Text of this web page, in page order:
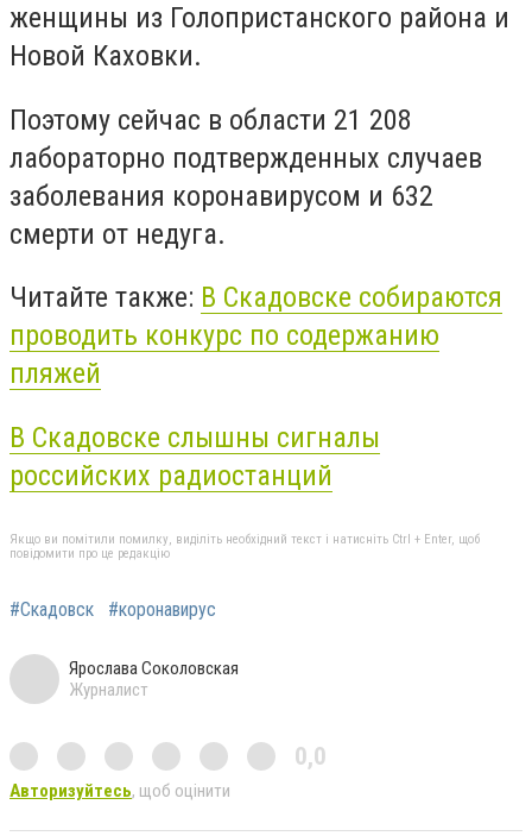
женщины из Голопристанского района и
Новой Каховки.
Поэтому сейчас в области 21 208
лабораторно подтвержденных случаев
заболевания коронавирусом и 632
смерти от недуга.
Читайте также: В Скадовске собираются
проводить конкурс по содержанию
пляжей
В Скадовске слышны сигналы
российских радиостанций
Якщо ви помітили помилку, виділіть необхідний текст і натисніть Ctrl + Enter, щоб
повідомити про це редакцію
#Скадовск #коронавирус
Ярослава Соколовская
Журналист
0,0
Авторизуйтесь, щоб оцінити